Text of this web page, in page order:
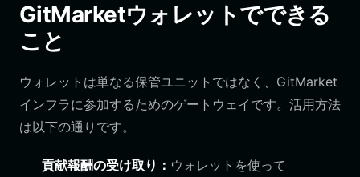
GitMarketウォレットでできる
こと
ウォレットは単なる保管ユニットではなく、GitMarket
インフラに参加するためのゲートウェイです。活用方法
は以下の通りです。
貢献報酬の受け取り： ウォレットを使って